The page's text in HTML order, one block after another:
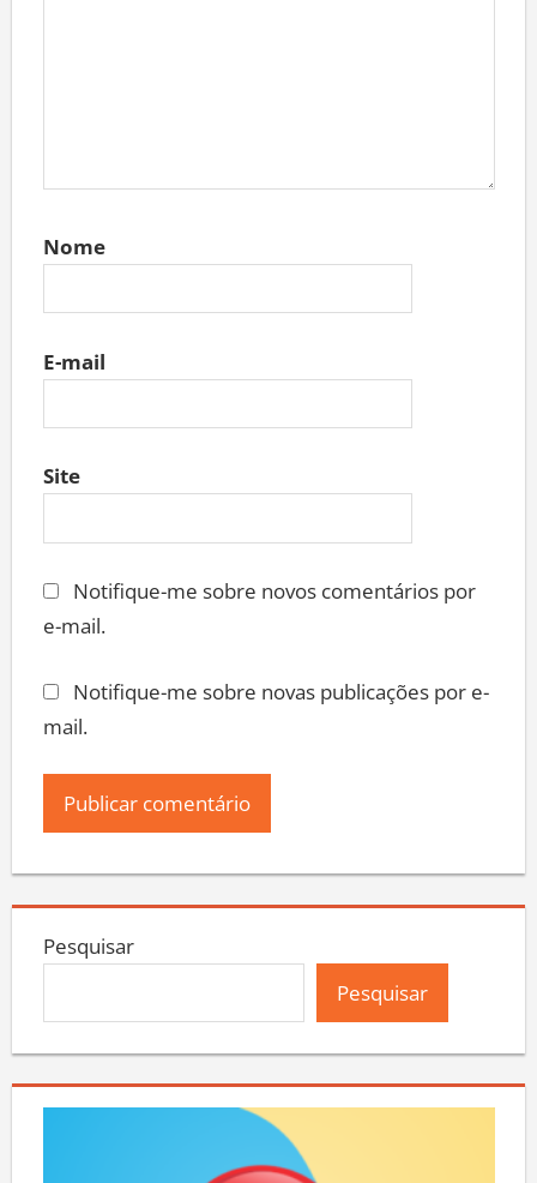
Nome
E-mail
Site
Notifique-me sobre novos comentários por
e-mail.
Notifique-me sobre novas publicações por e-
mail.
Pesquisar
Pesquisar